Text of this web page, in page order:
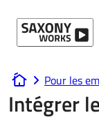
www.saxony-
Pour les
Intégrer